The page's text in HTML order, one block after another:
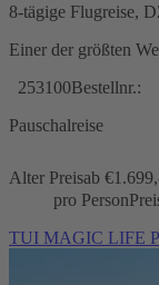
8-tägige Flugreise,
Einer der größten
253100Bestellnr.:
Pauschalreise
Alter Preisab €
pro Person
TUI MAGIC LIFE